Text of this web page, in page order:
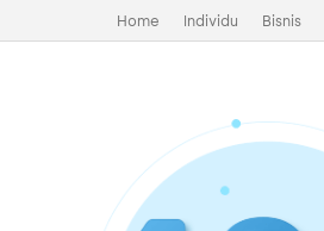
Home Individu Bisnis